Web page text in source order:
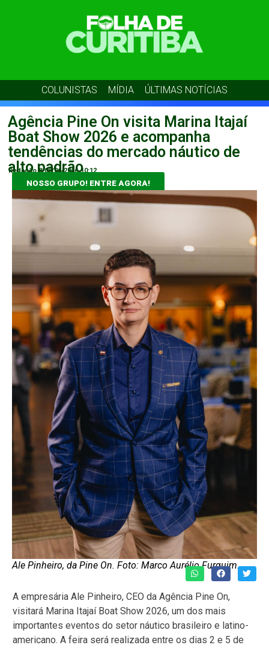
COLUNISTAS MÍDIA ÚLTIMAS NOTÍCIAS
Agência Pine On visita Marina Itajaí
Boat Show 2026 e acompanha
tendências do mercado náutico de
alto padrão
Redação 8 08/06/2026 10:12
NOSSO GRUPO! ENTRE AGORA!
Ale Pinheiro, da Pine On. Foto: Marco Aurélio Furquim.
A empresária Ale Pinheiro, CEO da Agência Pine On,
visitará Marina Itajaí Boat Show 2026, um dos mais
importantes eventos do setor náutico brasileiro e latino-
americano. A feira será realizada entre os dias 2 e 5 de